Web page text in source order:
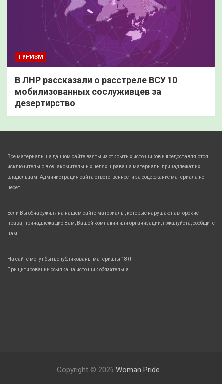
ТУРИЗМ
В ЛНР рассказали о расстреле ВСУ 10
мобилизованных сослуживцев за
дезертирство
Все материалы на данном сайте взяты из открытых источников и предоставляются
исключительно в ознакомительных целях. Права на материалы принадлежат их
владельцам. Администрация сайта ответственности за содержание материала не
несет.
Если Вы обнаружили на нашем сайте материалы, которые нарушают авторские
права, принадлежащие Вам, Вашей компании или организации, пожалуйста, сообщите
нам.
На сайте могут быть опубликованы материалы 18+!
При цитировании ссылка на источник обязательна.
Copyright © 2026 Woman Pride.